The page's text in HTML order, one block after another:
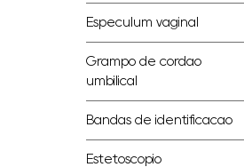
Especulum vaginal
Grampo de cordão
umbilical
Bandas de identificação
Estetoscópio